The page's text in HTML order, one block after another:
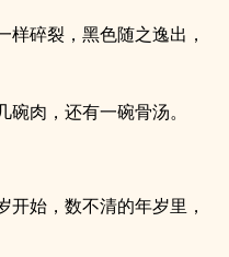
碎裂，黑色随之逸出，
肉，还有一碗骨汤。
始，数不清的年岁里，